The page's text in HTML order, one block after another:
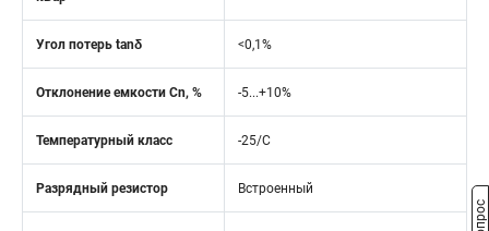
Угол потерь tanδ <0,1%
Отклонение емкости Cn, % -5...+10%
Температурный класс -25/С
Разрядный резистор Встроенный